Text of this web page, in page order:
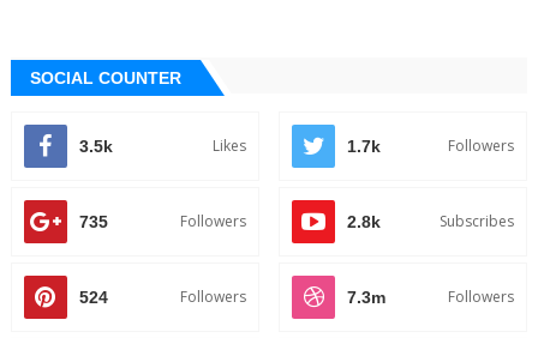
SOCIAL COUNTER
3.5k Likes 1.7k Followers
735 Followers 2.8k Subscribes
524 Followers 7.3m Followers